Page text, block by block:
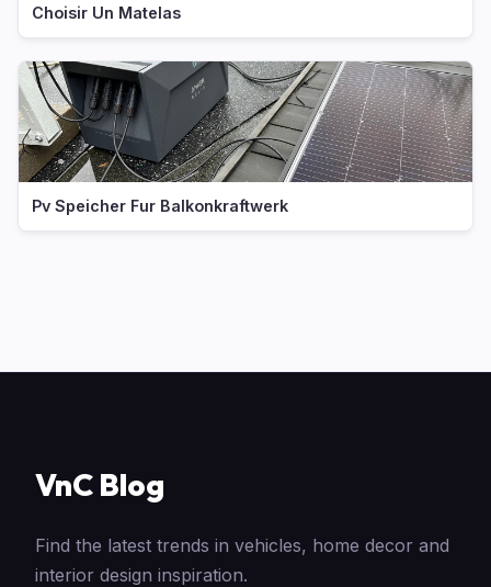
Choisir Un Matelas
Pv Speicher Fur Balkonkraftwerk
VnC Blog
Find the latest trends in vehicles, home decor and
interior design inspiration.